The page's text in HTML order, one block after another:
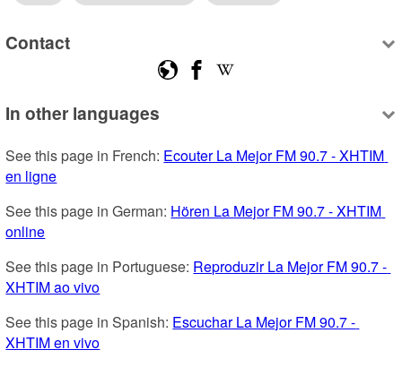
Contact
In other languages
See this page in French: Ecouter La Mejor FM 90.7 - XHTIM
en ligne
See this page in German: Hören La Mejor FM 90.7 - XHTIM
online
See this page in Portuguese: Reproduzir La Mejor FM 90.7 -
XHTIM ao vivo
See this page in Spanish: Escuchar La Mejor FM 90.7 -
XHTIM en vivo